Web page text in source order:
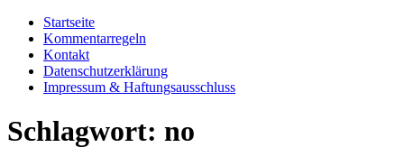
Startseite
Kommentarregeln
Kontakt
Datenschutzerklärung
Impressum & Haftungsausschluss
Schlagwort: no